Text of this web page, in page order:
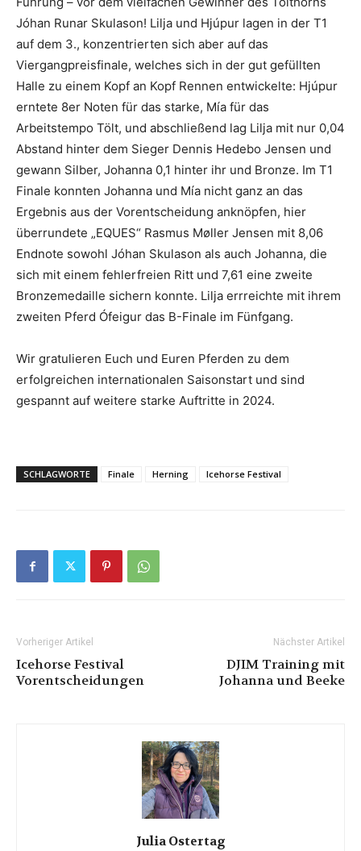
Jóhan Runar Skulason! Lilja und Hjúpur lagen in der T1
auf dem 3., konzentrierten sich aber auf das
Viergangpreisfinale, welches sich in der gut gefüllten
Halle zu einem Kopf an Kopf Rennen entwickelte: Hjúpur
erntete 8er Noten für das starke, Mía für das
Arbeitstempo Tölt, und abschließend lag Lilja mit nur 0,04
Abstand hinter dem Sieger Dennis Hedebo Jensen und
gewann Silber, Johanna 0,1 hinter ihr und Bronze. Im T1
Finale konnten Johanna und Mía nicht ganz an das
Ergebnis aus der Vorentscheidung anknöpfen, hier
überrundete „EQUES“ Rasmus Møller Jensen mit 8,06
Endnote sowohl Jóhan Skulason als auch Johanna, die
sich mit einem fehlerfreien Ritt und 7,61 eine zweite
Bronzemedaille sichern konnte. Lilja errreichte mit ihrem
zweiten Pferd Ófeigur das B-Finale im Fünfgang.
Wir gratulieren Euch und Euren Pferden zu dem
erfolgreichen internationalen Saisonstart und sind
gespannt auf weitere starke Auftritte in 2024.
SCHLAGWORTE Finale Herning Icehorse Festival
Vorheriger Artikel
Icehorse Festival
Vorentscheidungen
Nächster Artikel
DJIM Training mit
Johanna und Beeke
Julia Ostertag